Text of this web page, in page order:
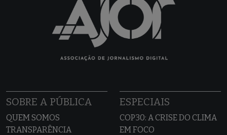
SOBRE A PÚBLICA
QUEM SOMOS
TRANSPARÊNCIA
ESPECIAIS
COP30: A CRISE DO CLIMA
EM FOCO